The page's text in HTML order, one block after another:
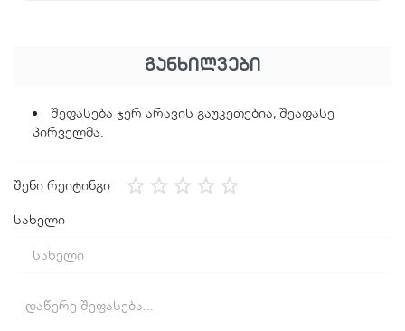
სარეცხი მანქანა
ცალკე მდგომი
კონტროლის ტიპი:
ელექტრო / მექანიკური
ᲒᲐᲜᲮᲘᲚᲕᲔᲑᲘ
შეფასება ჯერ არავის გაუკეთებია, შეაფასე
პირველმა.
შენი რეიტინგი
სახელი